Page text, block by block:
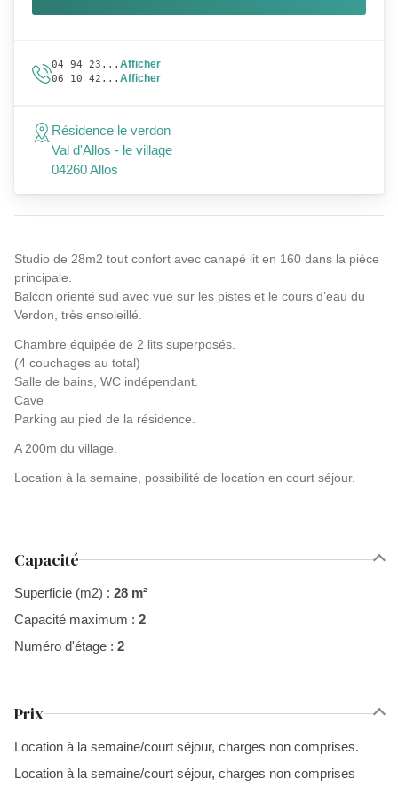
Studio de 28m2 tout confort avec canapé lit en 160 dans la pièce
principale.
Balcon orienté sud avec vue sur les pistes et le cours d’eau du
Verdon, très ensoleillé.
Chambre équipée de 2 lits superposés.
(4 couchages au total)
Salle de bains, WC indépendant.
Cave
Parking au pied de la résidence.
A 200m du village.
Location à la semaine, possibilité de location en court séjour.
Capacité
Superficie (m2) : 28 m²
Capacité maximum : 2
Numéro d'étage : 2
Prix
Location à la semaine/court séjour, charges non comprises.
Location à la semaine/court séjour, charges non comprises
04 94 23... Afficher
06 10 42... Afficher
Résidence le verdon
Val d'Allos - le village
04260 Allos